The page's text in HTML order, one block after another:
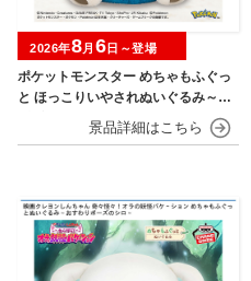
ポケットモンスター めちゃもふぐっ
と ほっこりいやされぬいぐるみ～カ
2026年8月 6 日～登場